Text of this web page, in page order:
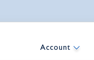
Account